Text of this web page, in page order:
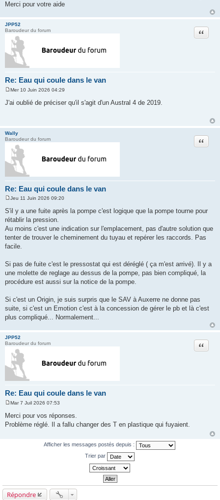
Merci pour votre aide
JPP52
Baroudeur du forum
Re: Eau qui coule dans le van
Citation
e
s
e
Mer 10 Juin 2026 04:29
J'ai oublié de préciser qu'il s'agit d'un Austral 4 de 2019.
Wally
Baroudeur du forum
Re: Eau qui coule dans le van
Citation
e
s
s
g
e
Jeu 11 Juin 2026 09:20
S'il y a une fuite après la pompe c'est logique que la pompe tourne pour
rétablir la pression.
Au moins c'est une indication sur l'emplacement, pas d'autre solution que
tenter de trouver le cheminement du tuyau et repérer les raccords. Pas
facile.
Si pas de fuite c'est le pressostat qui est déréglé ( ça m'est arrivé). Il y a
une molette de reglage au dessus de la pompe, pas bien compliqué, la
procédure est aussi sur la notice de la pompe.
Si c'est un Origin, je suis surpris que le SAV à Auxerre ne donne pas
suite, si c'est un Emotion c'est à la concession de gérer le pb et là c'est
plus compliqué... Normalement...
JPP52
Baroudeur du forum
Re: Eau qui coule dans le van
Citation
s
s
Mar 7 Juil 2026 07:53
Merci pour vos réponses.
Problème réglé. Il a fallu changer des T en plastique qui fuyaient.
Afficher les messages postés depuis :
Trier par
Répondre